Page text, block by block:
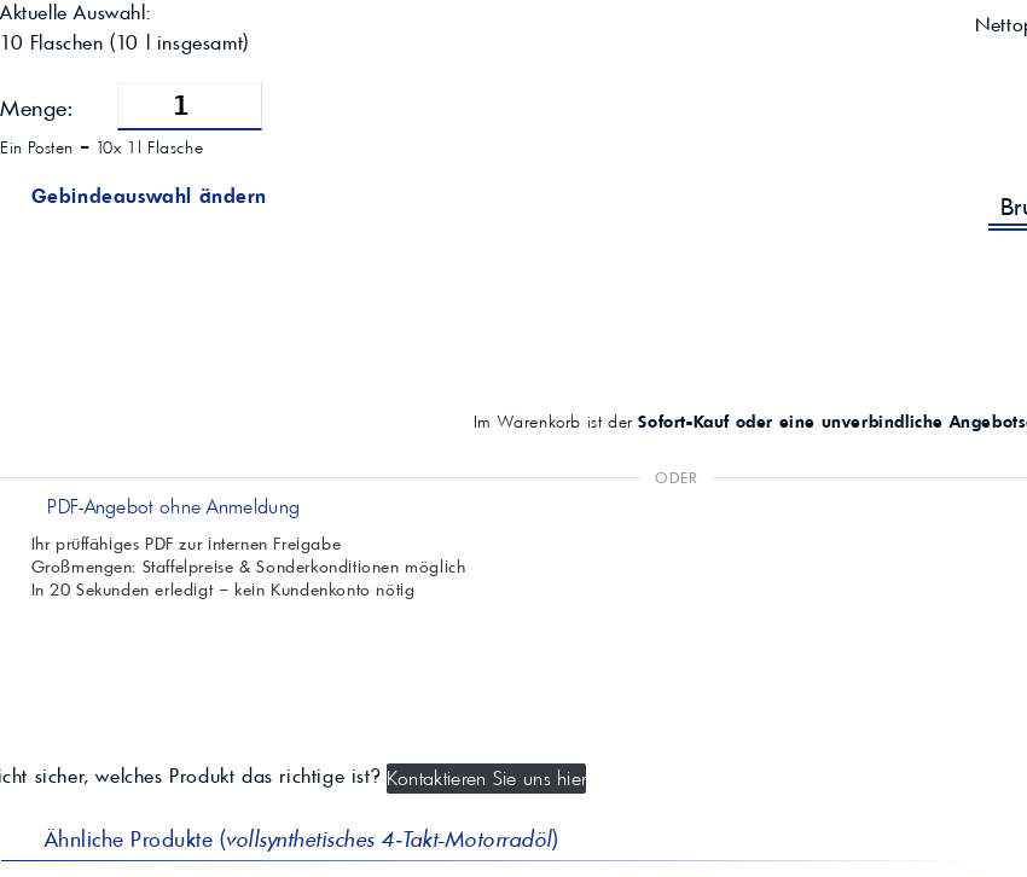
Aktuelle Auswahl:
10 Flaschen (10 l insgesamt)
Menge:
Ein Posten = 10x 1l Flasche
Gebindeauswahl ändern
Im Warenkorb ist derSofort-Kauf oder eine unverbindliche
ODER
PDF-Angebot ohne Anmeldung
Ihr prüffähiges PDF zur internen Freigabe
Großmengen: Staffelpreise & Sonderkonditionen möglich
In 20 Sekunden erledigt – kein Kundenkonto nötig
sicher, welches Produkt das richtige ist? Kontaktieren Sie uns hier
Ähnliche Produkte (vollsynthetisches 4‑Takt-Motorradöl)